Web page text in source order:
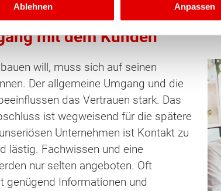
Ablehnen Anpassen
mit dem Kunden
will, muss sich auf seinen
Der allgemeine Umgang und die
das Vertrauen stark. Das
ist wegweisend für die spätere
Unternehmen ist Kontakt zu
lästig. Fachwissen und eine
nur selten angeboten. Oft
genügend Informationen und